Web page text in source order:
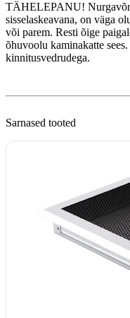
TÄHELEPANU!
sisselaskeavana, on väga
või parem. Resti õige
õhuvoolu kaminakatte
kinnitusvedrudega.
Sarnased tooted